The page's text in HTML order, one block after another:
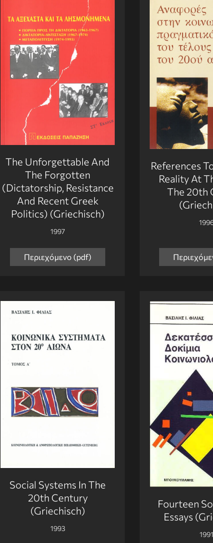
The Unforgettable And
The Forgotten
(Dictatorship, Resistance
And Recent Greek
Politics) (Griechisch)
1997
Περιεχόμενο (pdf)
References
Reality At
The 20th
Social Systems In The
20th Century
(Griechisch)
1993
Fourteen
Essays
1991